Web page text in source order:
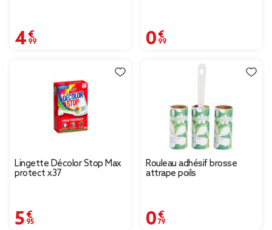
4,99 € 0,99 €
Lingette Décolor Stop Max
protect x37
5,95 €
Rouleau adhésif brosse
attrape poils
0,79 €